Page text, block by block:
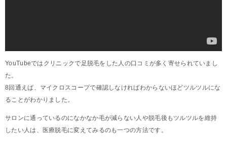
YouTubeではクリニックで足脱毛をした人の口コミが多く寄せられていまし
た。
8回通えば、マイクロスコープで確認しなければわからないほどツルツルにな
ることがわかりました。
サロンに通っているのになかなか毛が減らない人や脱毛後もツルツルを維持
したい人は、医療脱毛に変えてみるのも一つの方法です。